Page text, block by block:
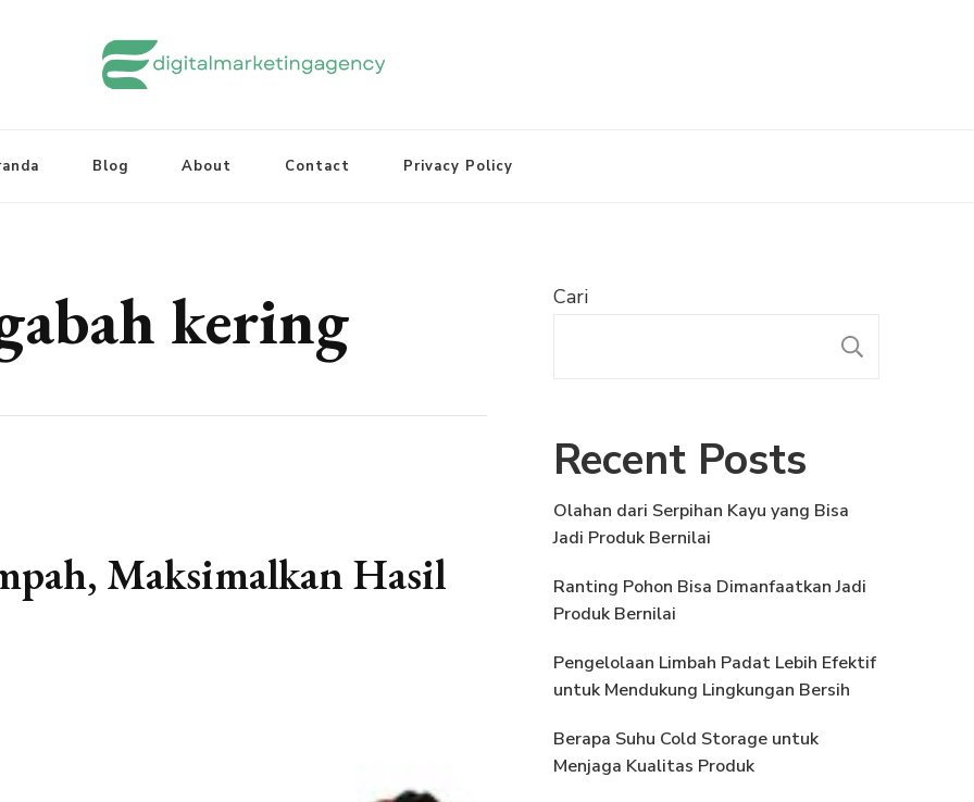
Blog About Contact Privacy Policy
kering
Maksimalkan Hasil
Cari
Recent Posts
Olahan dari Serpihan Kayu yang Bisa
Jadi Produk Bernilai
Ranting Pohon Bisa Dimanfaatkan Jadi
Produk Bernilai
Pengelolaan Limbah Padat Lebih Efektif
untuk Mendukung Lingkungan Bersih
Berapa Suhu Cold Storage untuk
Menjaga Kualitas Produk